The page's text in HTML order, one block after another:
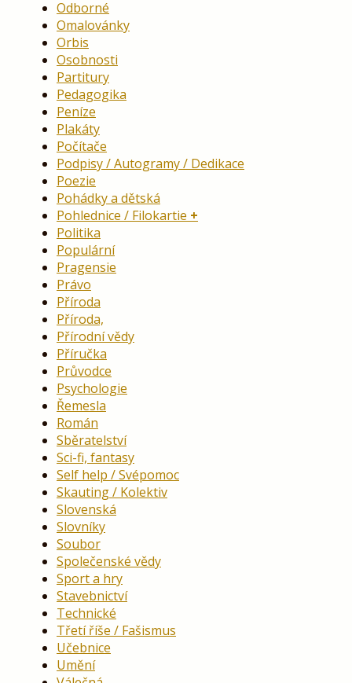
Odborné
Omalovánky
Orbis
Osobnosti
Partitury
Pedagogika
Peníze
Plakáty
Počítače
Podpisy / Autogramy / Dedikace
Poezie
Pohádky a dětská
Pohlednice / Filokartie
Politika
Populární
Pragensie
Právo
Příroda
Příroda,
Přírodní vědy
Příručka
Průvodce
Psychologie
Řemesla
Román
Sběratelství
Sci-fi, fantasy
Self help / Svépomoc
Skauting / Kolektiv
Slovenská
Slovníky
Soubor
Společenské vědy
Sport a hry
Stavebnictví
Technické
Třetí říše / Fašismus
Učebnice
Umění